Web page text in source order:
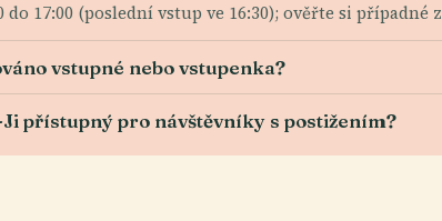
do 17:00 (poslední vstup ve 16:30); ověřte si případné
vstupné nebo vstupenka?
přístupný pro návštěvníky s postižením?